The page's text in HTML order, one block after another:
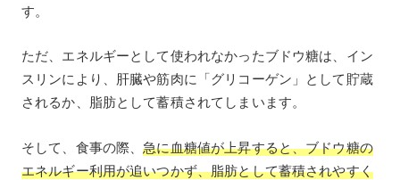
す。
ただ、エネルギーとして使われなかったブドウ糖は、イン
スリンにより、肝臓や筋肉に「グリコーゲン」として貯蔵
されるか、脂肪として蓄積されてしまいます。
そして、食事の際、急に血糖値が上昇すると、ブドウ糖の
エネルギー利用が追いつかず、脂肪として蓄積されやすく